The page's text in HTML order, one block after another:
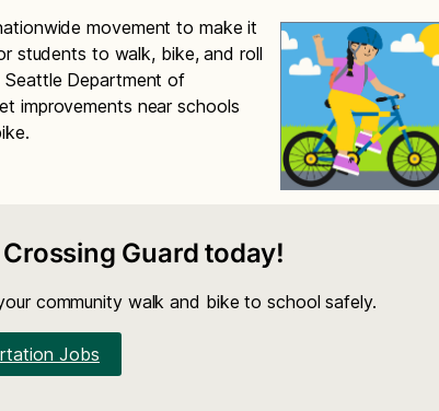
movement to make it
students to walk, bike, and roll
Department of
improvements near schools
Guard today!
community walk and bike to school safely.
Jobs